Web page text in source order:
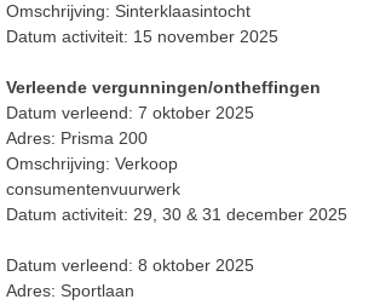
Omschrijving: Sinterklaasintocht
Datum activiteit: 15 november 2025
Verleende vergunningen/ontheffingen
Datum verleend: 7 oktober 2025
Adres: Prisma 200
Omschrijving: Verkoop
consumentenvuurwerk
Datum activiteit: 29, 30 & 31 december 2025
Datum verleend: 8 oktober 2025
Adres: Sportlaan